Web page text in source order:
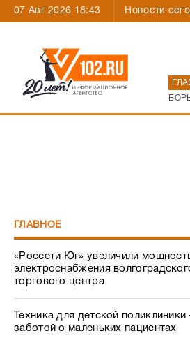
07 Авг 2026 18:43 Новости
Техника для детской поликлиники
заботой о маленьких пациентах
Как Волгоград пережил атаку
украинских БПЛА: все, что
31 июля
Силовики и сроки: как одни